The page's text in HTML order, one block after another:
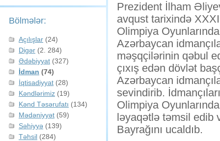
Bölmələr:
Açılışlar (24)
Digər (2. 284)
Ədəbiyyat (327)
İdman (74)
İqtisadiyyat (28)
Kəndlərimiz (19)
Kənd Təsərufatı (134)
Mədəniyyət (59)
Səhiyyə (139)
Təhsil (284)
Prezident İlham
avqust tarixində
Olimpiya
Azərbaycan
məşqçilərinin qəbul
çıxış edən dövlət
Azərbaycan
sevindirib.
Olimpiya
ləyaqətlə təmsil edib
Bayrağını ucaldıb.